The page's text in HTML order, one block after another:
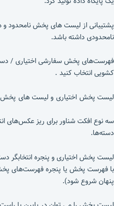
پشتیبانی از لیست های پخش نامحدود
نامحدودی داشته باشد.
فهرست‌های پخش سفارشی اختیاری /
کشویی انتخاب کنید .
لیست پخش اختیاری و لیست های پخش
سه نوع افکت شناور برای ریز عکس‌های
دسته‌ها.
لیست پخش اختیاری و پنجره انتخابگر
با فهرست پخش یا پنجره فهرست‌های
پنهان شروع شود).